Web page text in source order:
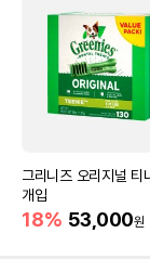
그리니즈 오리지널 티
개입
18% 53,000원